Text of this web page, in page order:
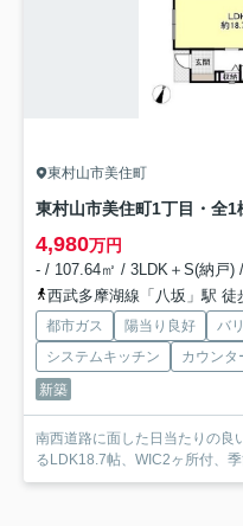
東村山市美住町
4,980万円
- / 107.64㎡ / 3LDK＋S(納戸)
西武多摩湖線「八坂」駅 徒
都市ガス 陽当り良好 バ
システムキッチン
カウンタ
新築
南西道路に面した日当たりの良いお住まいです
るLDK18.7帖、WIC2ヶ所付、